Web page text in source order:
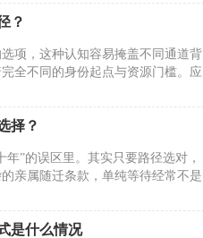
？
项，这种认知容易掩盖不同通道背
全不同的身份起点与资源门槛。应
择？
”的误区里。其实只要路径选对，
亲属随迁条款，单纯等待经常不是
是什么情况